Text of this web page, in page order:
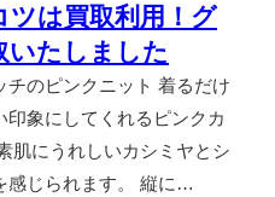
は買取利用！グ
いたしました
のピンクニット 着るだけ
象にしてくれるピンクカ
肌にうれしいカシミヤとシ
感じられます。 縦に…